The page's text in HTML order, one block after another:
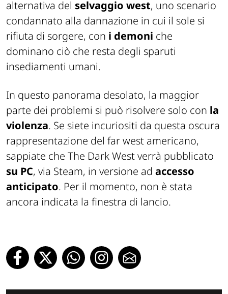
alternativa del selvaggio west, uno scenario
condannato alla dannazione in cui il sole si
rifiuta di sorgere, con i demoni che
dominano ciò che resta degli sparuti
insediamenti umani.
In questo panorama desolato, la maggior
parte dei problemi si può risolvere solo con la
violenza. Se siete incuriositi da questa oscura
rappresentazione del far west americano,
sappiate che The Dark West verrà pubblicato
su PC, via Steam, in versione ad accesso
anticipato. Per il momento, non è stata
ancora indicata la finestra di lancio.